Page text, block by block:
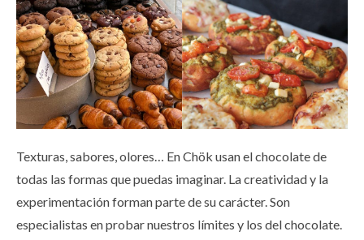
Texturas, sabores, olores… En Chök usan el chocolate de
todas las formas que puedas imaginar. La creatividad y la
experimentación forman parte de su carácter. Son
especialistas en probar nuestros límites y los del chocolate.